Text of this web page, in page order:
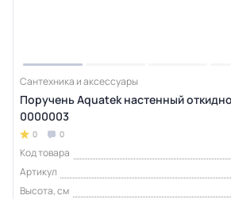
Сантехника и аксессуары
Поручень Aquatek настенный
0000003
0 0
Код товара
Артикул
Высота, см